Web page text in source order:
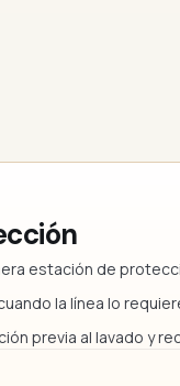
estación de
la línea lo
previa al lavado y